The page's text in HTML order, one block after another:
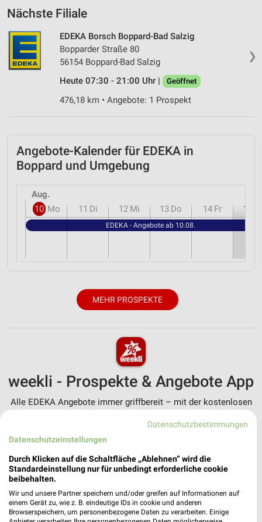
Nächste Filiale
❯
EDEKA Borsch Boppard-Bad Salzig
Bopparder Straße 80
56154 Boppard-Bad Salzig
Heute 07:30 - 21:00 Uhr |
Geöffnet
476,18 km • Angebote: 1 Prospekt
Angebote-Kalender für EDEKA in
Boppard und Umgebung
Aug.
10 Mo 11 Di 12 Mi 13 Do 14 Fr 15
EDEKA - Angebote ab 10.08.
MEHR PROSPEKTE
weekli - Prospekte & Angebote App
Alle EDEKA Angebote immer griffbereit – mit der kostenlosen
✔Standortgenaue Angebote
✔Push-Benachrichtigungen bei neuen Prospekten
✔Einkaufsliste - Einkauf stressfrei planen
JETZT LADEN UND SPAREN!
Datenschutzbestimmungen
Datenschutzeinstellungen
Durch Klicken auf die Schaltfläche „Ablehnen“ wird die
Standardeinstellung nur für unbedingt erforderliche cookie
beibehalten.
Wir und unsere Partner speichern und/oder greifen auf Informationen auf
einem Gerät zu, wie z. B. eindeutige IDs in cookie und anderen
Browserspeichern, um personenbezogene Daten zu verarbeiten. Einige